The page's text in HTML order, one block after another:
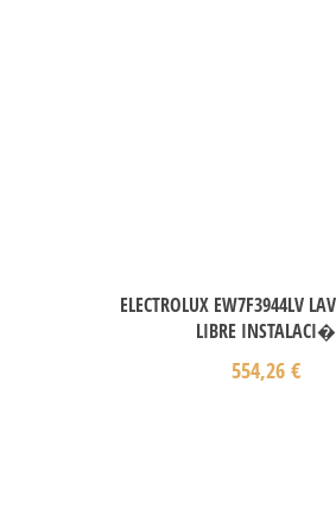
ELECTROLUX EW7F3944LV
LIBRE INSTALACI�
554,26 €